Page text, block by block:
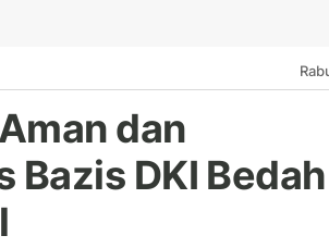
dan
Bazis DKI